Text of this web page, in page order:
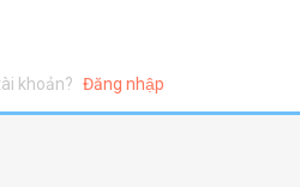
khoản? Đăng nhập